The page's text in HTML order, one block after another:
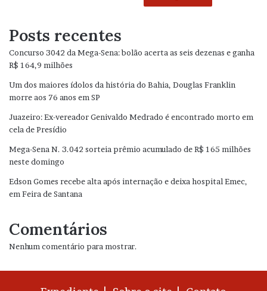
Posts recentes
Concurso 3042 da Mega-Sena: bolão acerta as seis dezenas e ganha
R$ 164,9 milhões
Um dos maiores ídolos da história do Bahia, Douglas Franklin
morre aos 76 anos em SP
Juazeiro: Ex-vereador Genivaldo Medrado é encontrado morto em
cela de Presídio
Mega-Sena N. 3.042 sorteia prêmio acumulado de R$ 165 milhões
neste domingo
Edson Gomes recebe alta após internação e deixa hospital Emec,
em Feira de Santana
Comentários
Nenhum comentário para mostrar.